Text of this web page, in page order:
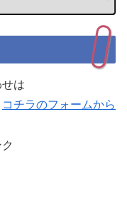
は
コチラのフォームから